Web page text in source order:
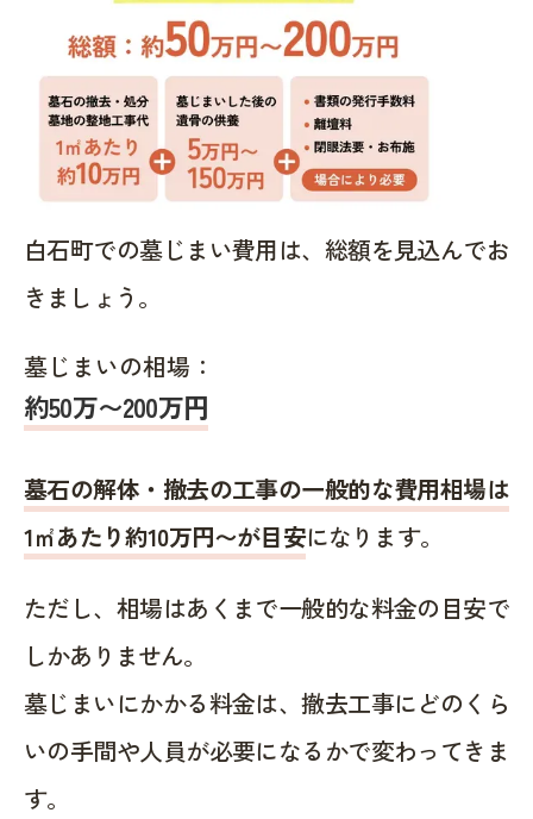
白石町での墓じまい費用は、総額を見込んでお
きましょう。
墓じまいの相場：
約50万〜200万円
墓石の解体・撤去の工事の一般的な費用相場は
1㎡あたり約10万円〜が目安になります。
ただし、相場はあくまで一般的な料金の目安で
しかありません。
墓じまいにかかる料金は、撤去工事にどのくら
いの手間や人員が必要になるかで変わってきま
す。